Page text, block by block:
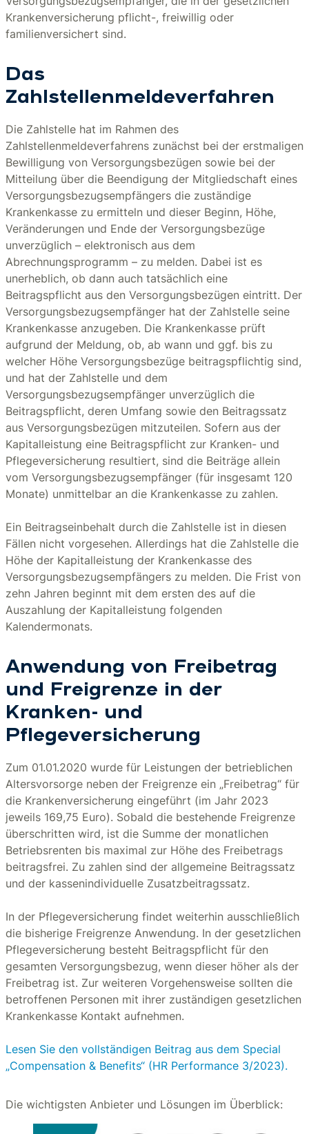
Krankenversicherung pflicht-, freiwillig oder
familienversichert sind.
Das
Zahlstellenmeldeverfahren
Die Zahlstelle hat im Rahmen des
Zahlstellenmeldeverfahrens zunächst bei der erstmaligen
Bewilligung von Versorgungsbezügen sowie bei der
Mitteilung über die Beendigung der Mitgliedschaft eines
Versorgungsbezugsempfängers die zuständige
Krankenkasse zu ermitteln und dieser Beginn, Höhe,
Veränderungen und Ende der Versorgungsbezüge
unverzüglich – elektronisch aus dem
Abrechnungsprogramm – zu melden. Dabei ist es
unerheblich, ob dann auch tatsächlich eine
Beitragspflicht aus den Versorgungsbezügen eintritt. Der
Versorgungsbezugsempfänger hat der Zahlstelle seine
Krankenkasse anzugeben. Die Krankenkasse prüft
aufgrund der Meldung, ob, ab wann und ggf. bis zu
welcher Höhe Versorgungsbezüge beitragspflichtig sind,
und hat der Zahlstelle und dem
Versorgungsbezugsempfänger unverzüglich die
Beitragspflicht, deren Umfang sowie den Beitragssatz
aus Versorgungsbezügen mitzuteilen. Sofern aus der
Kapitalleistung eine Beitragspflicht zur Kranken- und
Pflegeversicherung resultiert, sind die Beiträge allein
vom Versorgungsbezugsempfänger (für insgesamt 120
Monate) unmittelbar an die Krankenkasse zu zahlen.
Ein Beitragseinbehalt durch die Zahlstelle ist in diesen
Fällen nicht vorgesehen. Allerdings hat die Zahlstelle die
Höhe der Kapitalleistung der Krankenkasse des
Versorgungsbezugsempfängers zu melden. Die Frist von
zehn Jahren beginnt mit dem ersten des auf die
Auszahlung der Kapitalleistung folgenden
Kalendermonats.
Anwendung von Freibetrag
und Freigrenze in der
Kranken- und
Pflegeversicherung
Zum 01.01.2020 wurde für Leistungen der betrieblichen
Altersvorsorge neben der Freigrenze ein „Freibetrag“ für
die Krankenversicherung eingeführt (im Jahr 2023
jeweils 169,75 Euro). Sobald die bestehende Freigrenze
überschritten wird, ist die Summe der monatlichen
Betriebsrenten bis maximal zur Höhe des Freibetrags
beitragsfrei. Zu zahlen sind der allgemeine Beitragssatz
und der kassenindividuelle Zusatzbeitragssatz.
In der Pflegeversicherung findet weiterhin ausschließlich
die bisherige Freigrenze Anwendung. In der gesetzlichen
Pflegeversicherung besteht Beitragspflicht für den
gesamten Versorgungsbezug, wenn dieser höher als der
Freibetrag ist. Zur weiteren Vorgehensweise sollten die
betroffenen Personen mit ihrer zuständigen gesetzlichen
Krankenkasse Kontakt aufnehmen.
Lesen Sie den vollständigen Beitrag aus dem Special
„Compensation & Benefits“ (HR Performance 3/2023).
Die wichtigsten Anbieter und Lösungen im Überblick: